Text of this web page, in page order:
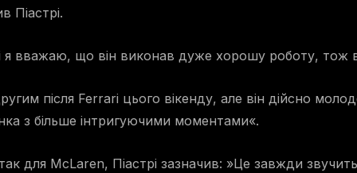
Піастрі.
я вважаю, що він виконав дуже хорошу роботу, тож
після Ferrari цього вікенду, але він дійсно
з більше інтригуючими моментами«.
для McLaren, Піастрі зазначив: »Це завжди